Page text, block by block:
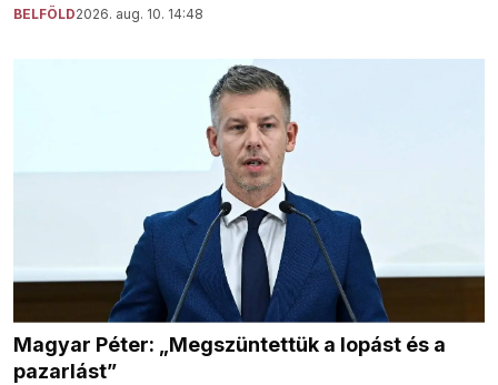
BELFÖLD2026. aug. 10. 14:48
Magyar Péter: „Megszüntettük a lopást és a
pazarlást”